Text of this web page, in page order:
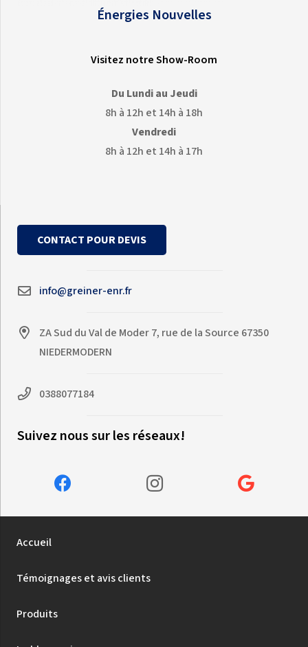
Énergies Nouvelles
Visitez notre Show-Room
Du Lundi au Jeudi
8h à 12h et 14h à 18h
Vendredi
8h à 12h et 14h à 17h
CONTACT POUR DEVIS
info@greiner-enr.fr
ZA Sud du Val de Moder 7, rue de la Source 67350
NIEDERMODERN
0388077184
Suivez nous sur les réseaux!
Accueil
Témoignages et avis clients
Produits